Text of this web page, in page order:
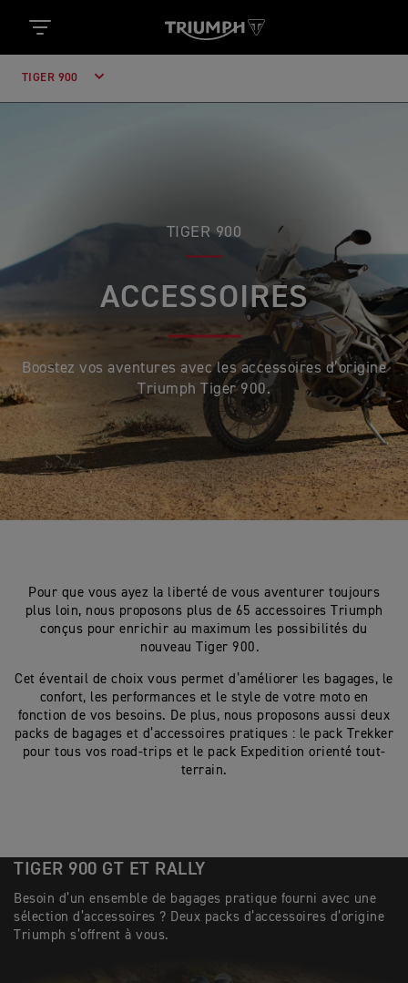
TIGER 900
TIGER 900
ACCESSOIRES
Boostez vos aventures avec les accessoires d’origine
Triumph Tiger 900.
Pour que vous ayez la liberté de vous aventurer toujours
plus loin, nous proposons plus de 65 accessoires Triumph
conçus pour enrichir au maximum les possibilités du
nouveau Tiger 900.
Cet éventail de choix vous permet d’améliorer les bagages, le
confort, les performances et le style de votre moto en
fonction de vos besoins. De plus, nous proposons aussi deux
packs de bagages et d’accessoires pratiques : le pack Trekker
pour tous vos road-trips et le pack Expedition orienté tout-
terrain.
TIGER 900 GT ET RALLY
Besoin d’un ensemble de bagages pratique fourni avec une
sélection d’accessoires ? Deux packs d’accessoires d’origine
Triumph s’offrent à vous.